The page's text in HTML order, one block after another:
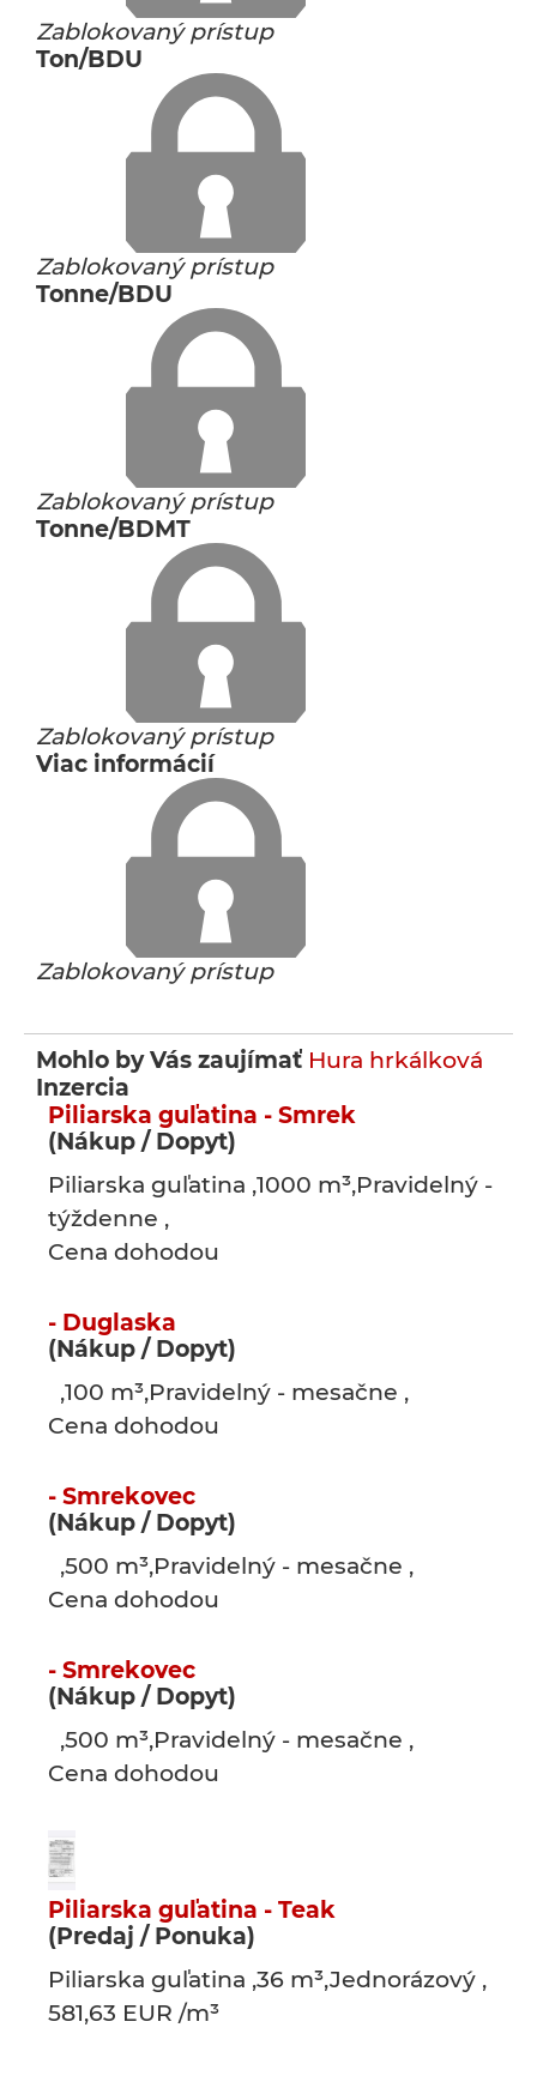
Zablokovaný prístup
Ton/BDU
Zablokovaný prístup
Tonne/BDU
Zablokovaný prístup
Tonne/BDMT
Zablokovaný prístup
Viac informácií
Zablokovaný prístup
Mohlo by Vás zaujímať Hura hrkálková
Inzercia
Piliarska guľatina - Smrek
(Nákup / Dopyt)
Piliarska guľatina ,1000 m³,Pravidelný -
týždenne ,
Cena dohodou
- Duglaska
(Nákup / Dopyt)
,100 m³,Pravidelný - mesačne ,
Cena dohodou
- Smrekovec
(Nákup / Dopyt)
,500 m³,Pravidelný - mesačne ,
Cena dohodou
- Smrekovec
(Nákup / Dopyt)
,500 m³,Pravidelný - mesačne ,
Cena dohodou
Piliarska guľatina - Teak
(Predaj / Ponuka)
Piliarska guľatina ,36 m³,Jednorázový ,
581,63 EUR /m³